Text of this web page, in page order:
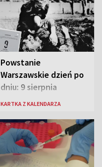
Powstanie
Warszawskie dzień po
dniu: 9 sierpnia
KARTKA Z KALENDARZA